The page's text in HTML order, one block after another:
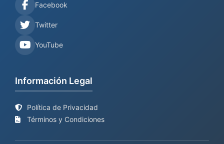
Facebook
Twitter
YouTube
Información Legal
Política de Privacidad
Términos y Condiciones